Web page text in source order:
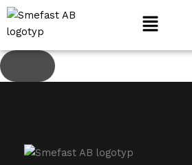
Lediga lägenheter i Ljungby
Hoppa
innehåll